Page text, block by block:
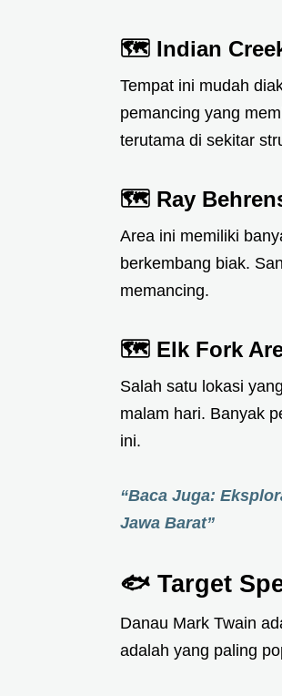
🗺️ Indian
Tempat ini mudah
pemancing yang
terutama di sekitar
🗺️ Ray
Area ini memiliki
berkembang biak.
memancing.
🗺️ Elk Fork
Salah satu lokasi
malam hari. Banyak
ini.
“Baca Juga:
Jawa Barat”
🐟 Target
Danau Mark Twain
adalah yang paling